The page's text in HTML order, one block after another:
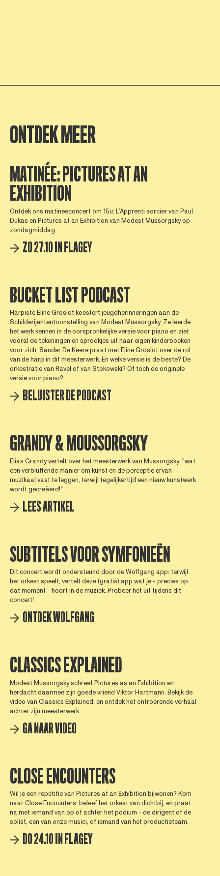
ONTDEK MEER
MATINÉE: PICTURES AT AN
EXHIBITION
Ontdek ons matineeconcert om 15u: L’Apprenti sorcier van Paul
Dukas en Pictures at an Exhibition van Modest Mussorgsky op
zondagmiddag.
ZO 27.10 IN FLAGEY
BUCKET LIST PODCAST
Harpiste Eline Groslot koestert jeugdherinneringen aan de
Schilderijententoonstelling van Modest Mussorgsky. Ze leerde
het werk kennen in de oorspronkelijke versie voor piano en ziet
vooral de tekeningen en sprookjes uit haar eigen kinderboeken
voor zich. Sander De Keere praat met Eline Groslot over de rol
van de harp in dit meesterwerk. En welke versie is de beste? De
orkestratie van Ravel of van Stokowski? Of toch de originele
versie voor piano?
BELUISTER DE PODCAST
GRANDY & MOUSSORGSKY
Elias Grandy vertelt over het meesterwerk van Mussorgsky: "wat
een verbluffende manier om kunst en de perceptie ervan
muzikaal vast te leggen, terwijl tegelijkertijd een nieuw kunstwerk
wordt gecreëerd!"
LEES ARTIKEL
SUBTITELS VOOR SYMFONIEËN
Dit concert wordt ondersteund door de Wolfgang app: terwijl
het orkest speelt, vertelt deze (gratis) app wat je - precies op
dat moment - hoort in de muziek. Probeer het uit tijdens dit
concert!
ONTDEK WOLFGANG
CLASSICS EXPLAINED
Modest Mussorgsky schreef Pictures as an Exhibition en
herdacht daarmee zijn goede vriend Viktor Hartmann. Bekijk de
video van Classics Explained, en ontdek het ontroerende verhaal
achter zijn meesterwerk.
GA NAAR VIDEO
CLOSE ENCOUNTERS
Wil je een repetitie van Pictures at an Exhibition bijwonen? Kom
naar Close Encounters: beleef het orkest van dichtbij, en praat
na met iemand van op of achter het podium - de dirigent of de
solist, een van onze musici, of iemand van het productieteam.
DO 24.10 IN FLAGEY